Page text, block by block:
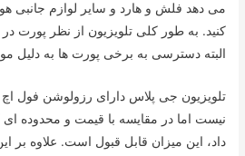
می دهد فلش و هارد و سایر لوازم جانبی
کنید. به طور کلی تلویزیون از نظر پورت
البته دسترسی به برخی پورت ها به دلیل
تلویزیون جی پلاس دارای رزولوشن فول
نیست اما در مقایسه با قیمت و محدوده ای